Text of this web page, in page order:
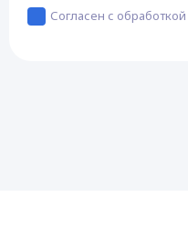
Согласен с обработкой